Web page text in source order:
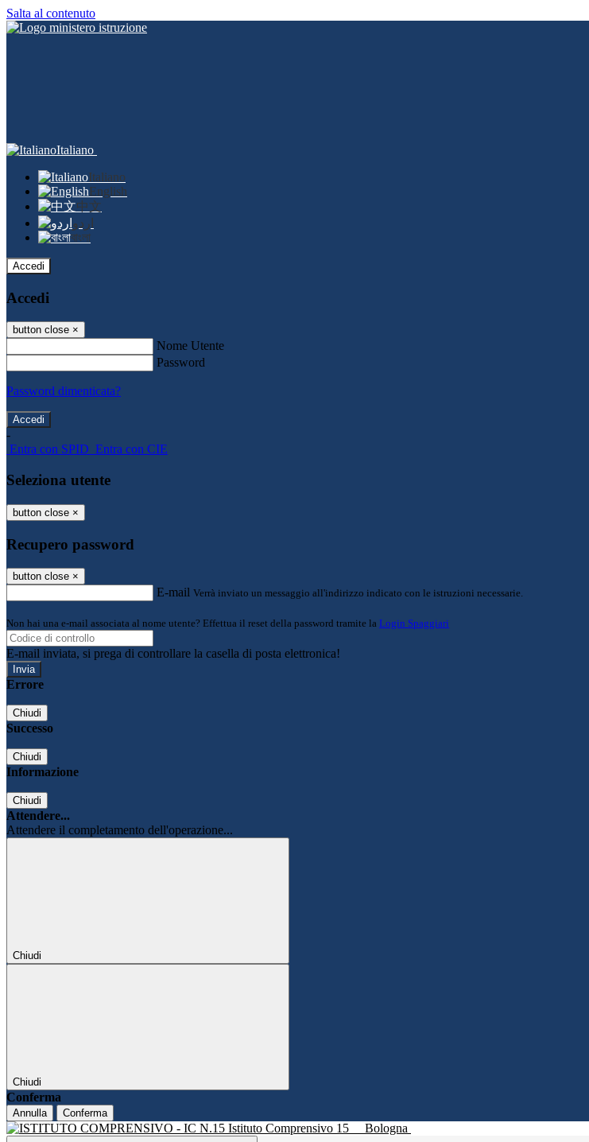
Salta al contenuto
Italiano
Italiano
English
中文
اردو
বাংলা
Accedi
Accedi
button close ×
Nome Utente
Password
Password dimenticata?
-
Entra con SPID Entra con CIE
Seleziona utente
button close ×
Recupero password
button close ×
E-mail Verrà inviato un messaggio all'indirizzo indicato con le istruzioni necessarie.
Non hai una e-mail associata al nome utente? Effettua il reset della password tramite la Login Spaggiari
E-mail inviata, si prega di controllare la casella di posta elettronica!
Errore
Chiudi
Successo
Chiudi
Informazione
Chiudi
Attendere...
Attendere il completamento dell'operazione...
Chiudi
Chiudi
Conferma
Annulla Conferma
Istituto Comprensivo 15 Bologna